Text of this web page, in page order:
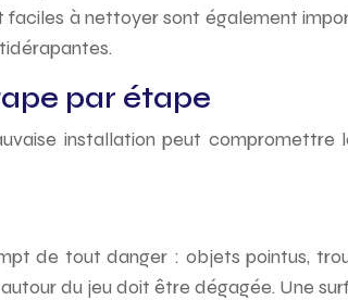
à nettoyer sont également
par étape
installation peut
de tout danger : objets pointus,
du jeu doit être dégagée. Une